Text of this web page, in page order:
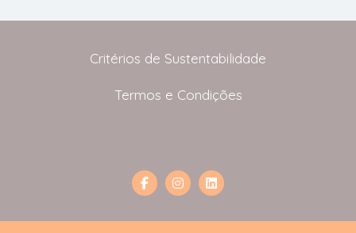
Critérios de Sustentabilidade
Termos e Condições